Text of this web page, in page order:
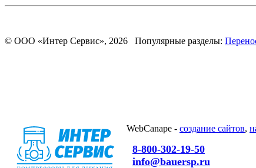
© ООО «Интер Сервис», 2026 Популярные разделы:
WebCanape - создание сайтов,
8-800-302-19-50
info@bauersp.ru